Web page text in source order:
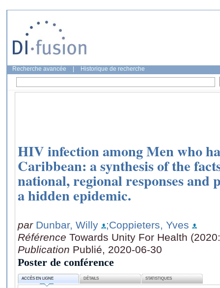
Recherche avancée Historique de recherche
HIV infection among Men who
Caribbean: a synthesis of the
national, regional responses and
a hidden epidemic.
par Dunbar, Willy
;Coppieters, Yves
Référence Towards Unity For Health
Publication Publié, 2020-06-30
Poster de conférence
ACCÈS EN LIGNE DÉTAILS STATISTIQUES